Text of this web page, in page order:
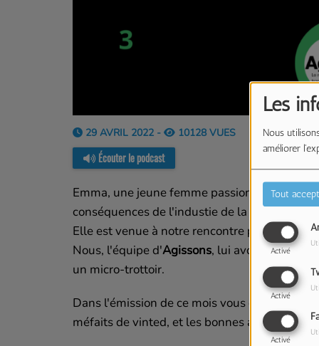
Les
Nous
améliorer
Tout
Activé
Activé
Activé
29 AVRIL 2022 - 10128 VUES
Écouter le podcast
Emma, une jeune femme passionnée par la
conséquences de l'industie de la mode sur
Elle est venue à notre rencontre pour en
Nous, l'équipe d'Agissons, lui avons répondu
un micro-trottoir.
Dans l'émission de ce mois vous en
méfaits de vinted, et les bonnes adresses de